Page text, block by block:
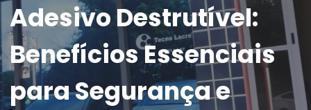
Adesivo Destrutível:
Benefícios Essenciais
para Segurança e